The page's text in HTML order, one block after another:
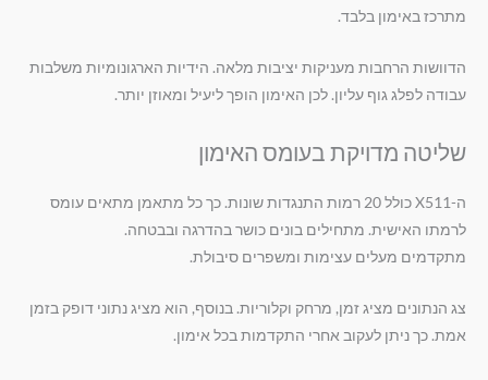
מתרכז באימון בלבד.
הדוושות הרחבות מעניקות יציבות מלאה. הידיות הארגונומיות משלבות
עבודה לפלג גוף עליון. לכן האימון הופך ליעיל ומאוזן יותר.
שליטה מדויקת בעומס האימון
ה-X511 כולל 20 רמות התנגדות שונות. כך כל מתאמן מתאים עומס
לרמתו האישית. מתחילים בונים כושר בהדרגה ובבטחה.
מתקדמים מעלים עצימות ומשפרים סיבולת.
צג הנתונים מציג זמן, מרחק וקלוריות. בנוסף, הוא מציג נתוני דופק בזמן
אמת. כך ניתן לעקוב אחרי התקדמות בכל אימון.